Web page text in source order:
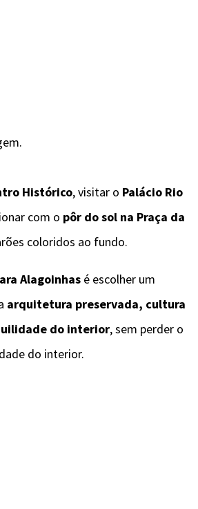
Histórico, visitar o Palácio Rio
com o pôr do sol na Praça da
coloridos ao fundo.
Alagoinhas é escolher um
arquitetura preservada, cultura
do interior, sem perder o
do interior.